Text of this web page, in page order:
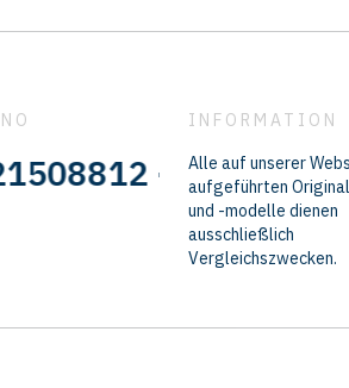
- 3171747 -
INFORMATION
Alle auf unserer
aufgeführten
und -modelle dienen
ausschließlich
Vergleichszwecken.